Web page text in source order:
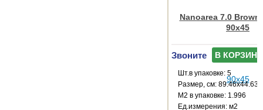
Nanoarea 7.0
90x45
Звоните В КОРЗИНУ
Шт.в упаковке: 5
Размер, см: 89.46x44.63
М2 в упаковке: 1.996
Ед.измерения: м2